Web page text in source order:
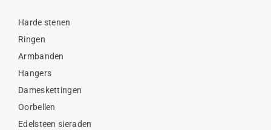
Harde stenen
Ringen
Armbanden
Hangers
Dameskettingen
Oorbellen
Edelsteen sieraden